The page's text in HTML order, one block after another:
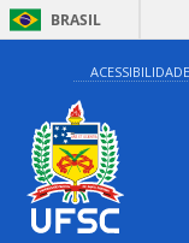
BRASIL
ACESSIBILIDADE